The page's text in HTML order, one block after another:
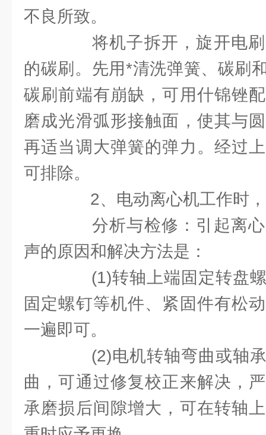
不良所致。
将机子拆开，旋开电刷
的碳刷。先用*清洗弹簧、碳刷
碳刷前端有崩缺，可用什锦锉
磨成光滑弧形接触面，使其与
再适当调大弹簧的弹力。经过
可排除。
2、电动离心机工作时，
分析与检修：引起离心
声的原因和解决方法是：
(1)转轴上端固定转盘螺
固定螺钉等机件、紧固件有松
一遍即可。
(2)电机转轴弯曲或轴承
曲，可通过修复校正来解决，
承磨损后间隙增大，可在转轴